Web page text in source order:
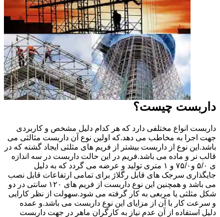
داربست چیست؟
داربست انواع مختلفی دارد که هر کدام دلیل مشخص و کاربردی
جهت اجرا به مخاطب می دهد.که اولین نوع آن داربست مثالثی می
باشد.این نوع از داربست بیشتر از فریم های مثلثی ایجاد گشته که در
قالب نر و ماده می باشد.فریم در این حالت داربست در سه اندازه
ی ۵/۰ و۷۵/۰ و ۱ متری تولید و عرضه می گردد که به دلیل
جایگذاری سرجک های قابل رگلاژ برای تمامی ارتفاعات قابل نصب
می باشد و همچنین این نوع داربست از فریم های ۱۲۰ سانتی در دو
شکل مثلثی یا مربعی به کار گرفته می شود.سهولت از نظر کارایی
و سرعت کار با آن از مزایای این نوع داربست می باشد.و عمده
دلیل استفاده از آن عدم نیاز به کارگران ماهر در جهت داربست